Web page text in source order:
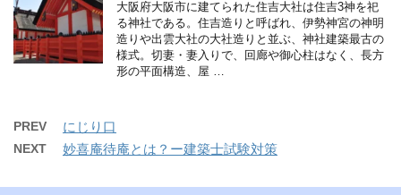
大阪府大阪市に建てられた住吉大社は住吉3神を祀
る神社である。住吉造りと呼ばれ、伊勢神宮の神明
造りや出雲大社の大社造りと並ぶ、神社建築最古の
様式。切妻・妻入りで、回廊や御心柱はなく、長方
形の平面構造、屋 …
PREV にじり口
NEXT 妙喜庵待庵とは？ー建築士試験対策